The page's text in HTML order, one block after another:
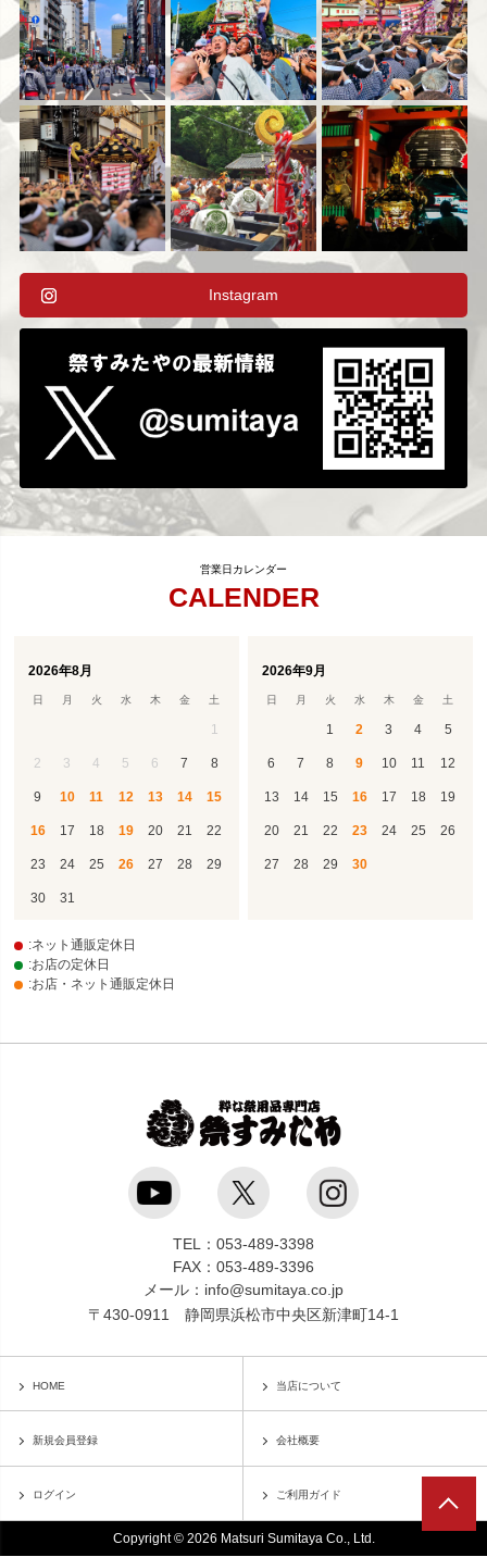
Instagram
CALENDER
2026年8月
日 月 火 水 木 金 土
1
2 3 4 5 6 7 8
9 10 11 12 13 14 15
16 17 18 19 20 21 22
23 24 25 26 27 28 29
30 31
2026年9月
日 月 火 水 木 金 土
1 2 3 4 5
6 7 8 9 10 11 12
13 14 15 16 17 18 19
20 21 22 23 24 25 26
27 28 29 30
:ネット通販定休日
:お店の定休日
:お店・ネット通販定休日
HOME 当店について
新規会員登録 会社概要
ログイン ご利用ガイド
〒430-0911 静岡県浜松市中央区新津町14-1
TEL：053-489-3398
FAX：053-489-3396
メール：info@sumitaya.co.jp
Copyright © 2026 Matsuri Sumitaya Co., Ltd.